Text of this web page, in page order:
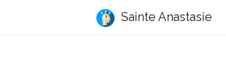
Sainte Anastasie